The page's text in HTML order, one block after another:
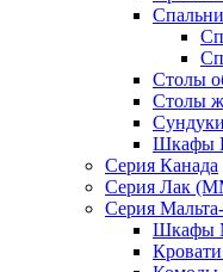
Столы
Столы
Шкафы
Серия Канада
Серия Лак
Серия
Шкафы